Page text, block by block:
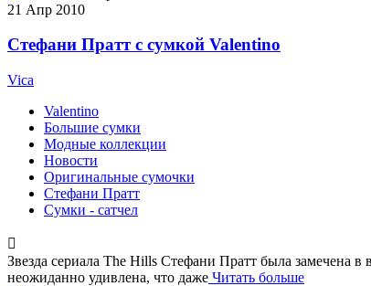
21 Апр 2010
Стефани Пратт с сумкой Valentino
Vica
Valentino
Большие сумки
Модные коллекции
Новости
Оригинальные сумочки
Стефани Пратт
Сумки - сатчел
Звезда сериала The Hills Стефани Пратт была замечена
неожиданно удивлена, что даже Читать больше